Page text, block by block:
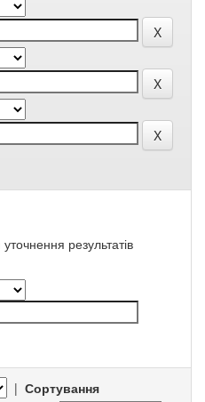
результатів
| Сортування